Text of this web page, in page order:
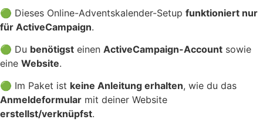
🟢 Dieses Online-Adventskalender-Setup funktioniert nur
für ActiveCampaign.
🟢 Du benötigst einen ActiveCampaign-Account sowie
eine Website.
🟢 Im Paket ist keine Anleitung erhalten, wie du das
Anmeldeformular mit deiner Website
erstellst/verknüpfst.